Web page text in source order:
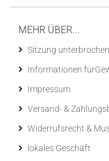
MEHR ÜBER...
Sitzung unterbrochen
Informationen
Impressum
Versand- &
Widerrufsrecht &
lokales Geschäft